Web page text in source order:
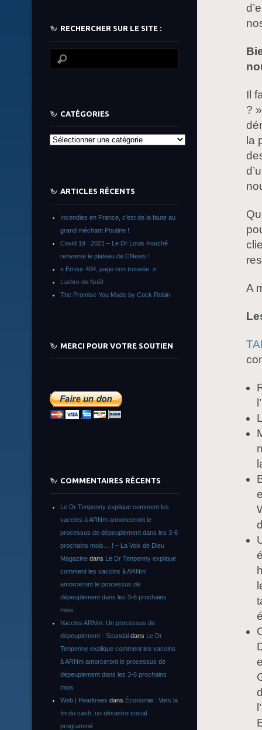
Il
?
la
A
RECHERCHER SUR LE SITE :
CATÉGORIES
Catégories
ARTICLES RÉCENTS
Incendies en France, c’est de la faute au
grand méchant Poutine !
Covid 19 : 2021 – Le Dr Louis Fouché
renverse le plateau de CNews !
« Erreur 404, page non trouvée. »
L’arbre de Noêl
The Promise You Made by Cock Robin
MERCI POUR VOTRE SOUTIEN
COMMENTAIRES RÉCENTS
Le Dr Tenpenny explique comment les
vaccins à ARNm annonceront le
processus de dépeuplement dans les 3-6
prochains mois… ! – La Voix de Dieu
Magazine dans Le Dr Tenpenny explique
comment les vaccins à ARNm
amorceront le processus de
dépeuplement dans les 3-6 prochains
mois
Vaccins ARNm: Un processus de
dépeuplement - Scandal dans Le Dr
Tenpenny explique comment les vaccins
à ARNm amorceront le processus de
dépeuplement dans les 3-6 prochains
mois
Web | Pearltrees dans Économie : Vers la
fin du cash, un désastre social
programmé